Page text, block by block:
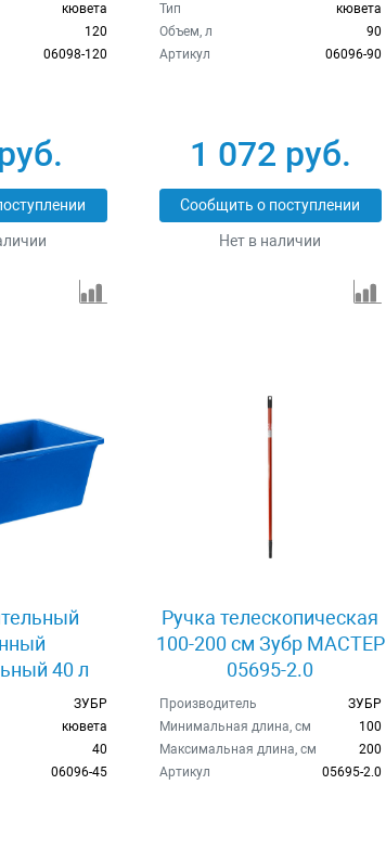
кювета
120
06098-120
Тип
кювета
Объем, л
90
Артикул
06096-90
1 072 руб.
Сообщить о поступлении
Нет в наличии
40 л
45
ЗУБР
кювета
40
06096-45
Ручка телескопическая
100-200 см Зубр МАСТЕР
05695-2.0
Производитель
ЗУБР
Минимальная длина, см
100
Максимальная длина, см
200
Артикул
05695-2.0